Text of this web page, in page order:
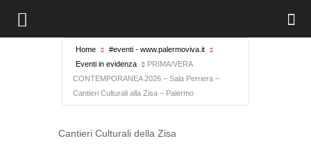
Home
#eventi - www.palermoviva.it
Eventi in evidenza
PRIMA/VERA
CONTEMPORANEA 2026 – Sala Perriera –
Cantieri Culturali alla Zisa – Palermo
Cantieri Culturali della Zisa